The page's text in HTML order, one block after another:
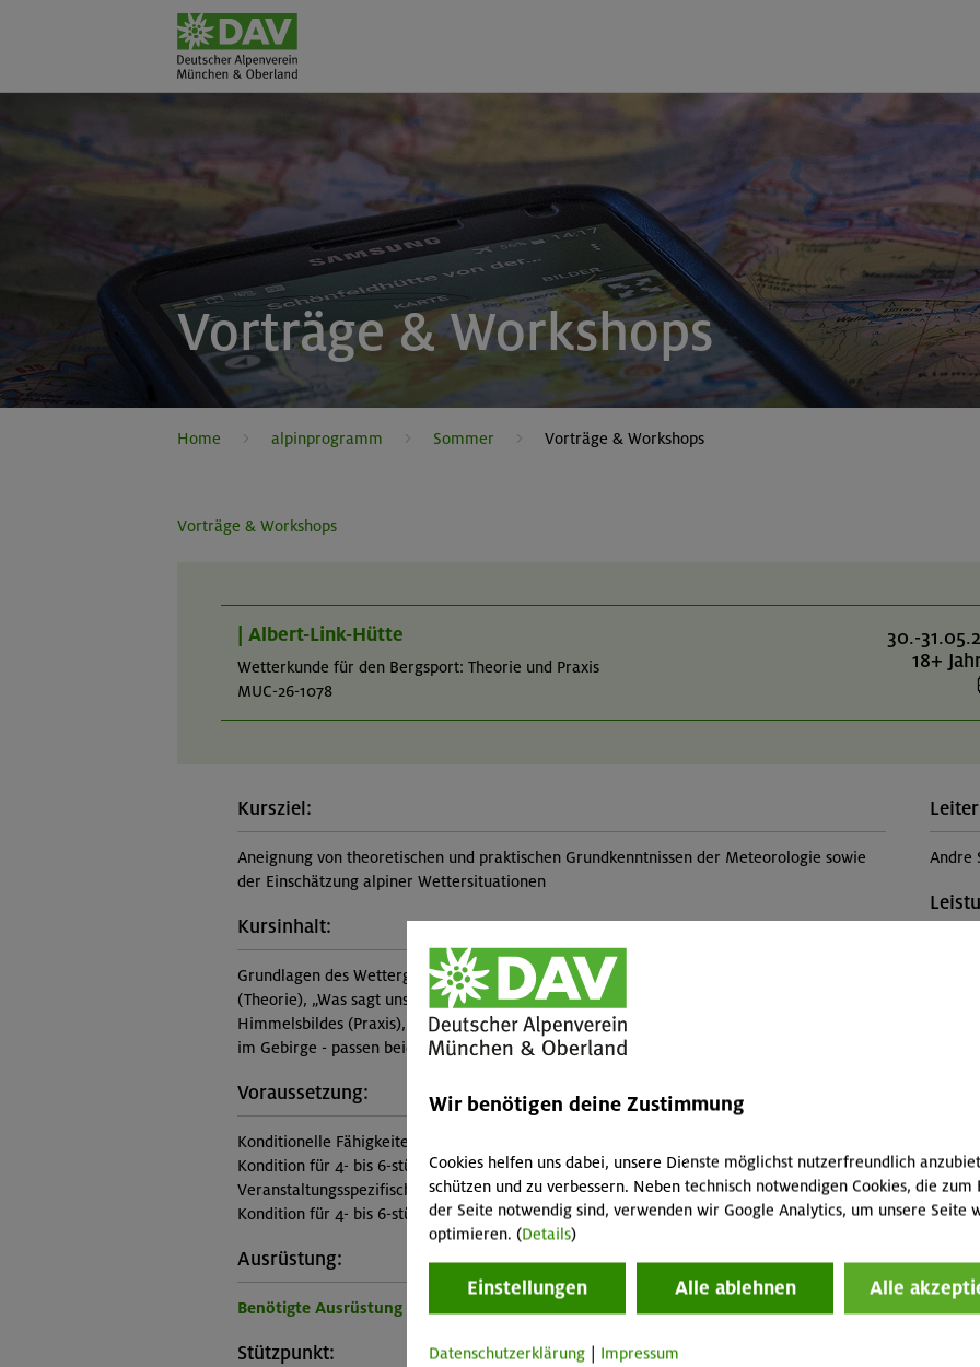
Vorträge & Workshops
Home alpinprogramm Sommer Vorträge & Workshops
Vorträge & Workshops
| Albert-Link-Hütte
Wetterkunde für den Bergsport: Theorie und Praxis
MUC-26-1078
30.-
18+
Kursziel:
Aneignung von theoretischen und praktischen Grundkenntnissen der Meteorologie sowie
der Einschätzung alpiner Wettersituationen
Kursinhalt:
Grundlagen des Wettergeschehens (Theorie), typische Wetterlagen sowie ihre Merkmale
(Theorie), „Was sagt uns eine Wettervorhersage alles?“ (Theorie), Beobachtung des
Himmelsbildes (Praxis), Erkennen von Wetterlagen (Praxis), Wettervorhersage und Wetter
im Gebirge - passen beide zusammen? (Praxis)
Voraussetzung:
Konditionelle Fähigkeiten:
Kondition für 4- bis 6-stündige Aufstiege.
Veranstaltungsspezifische Voraussetzungen:
Kondition für 4- bis 6-stündige Aufstiege.
Ausrüstung:
Benötigte Ausrüstung für diese Veranstaltung
Stützpunkt:
Andre
fallen
Wir benötigen deine Zustimmung
Cookies helfen uns dabei, unsere Dienste möglichst nutzerfreundlich
schützen und zu verbessern. Neben technisch notwendigen Cookies, die zum
der Seite notwendig sind, verwenden wir Google Analytics, um unsere Seite
optimieren. (Details)
Einstellungen Alle ablehnen Alle
Datenschutzerklärung Impressum